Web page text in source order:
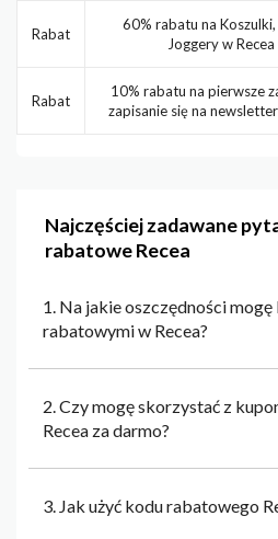
Rabat
60% rabatu na Koszulki,
Joggery w Recea
Rabat
10% rabatu na pierwsze
zapisanie się na
Najczęściej zadawane
rabatowe Recea
1. Na jakie oszczędności
rabatowymi w Recea?
2. Czy mogę skorzystać z
Recea za darmo?
3. Jak użyć kodu rabatowego